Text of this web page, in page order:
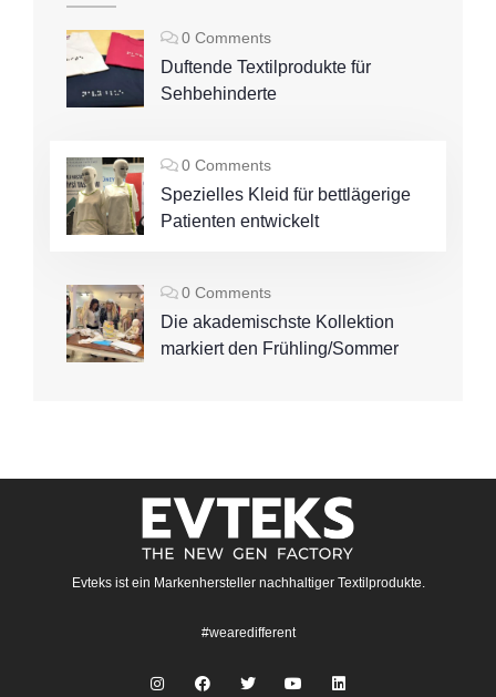
0 Comments
Duftende Textilprodukte für
Sehbehinderte
0 Comments
Spezielles Kleid für bettlägerige
Patienten entwickelt
0 Comments
Die akademischste Kollektion
markiert den Frühling/Sommer
Evteks ist ein Markenhersteller nachhaltiger Textilprodukte.
#wearedifferent